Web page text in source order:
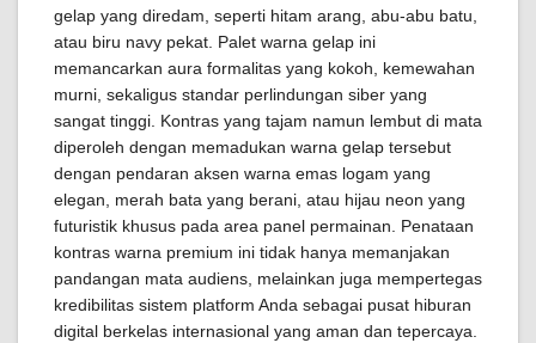
gelap yang diredam, seperti hitam arang, abu-abu batu,
atau biru navy pekat. Palet warna gelap ini
memancarkan aura formalitas yang kokoh, kemewahan
murni, sekaligus standar perlindungan siber yang
sangat tinggi. Kontras yang tajam namun lembut di mata
diperoleh dengan memadukan warna gelap tersebut
dengan pendaran aksen warna emas logam yang
elegan, merah bata yang berani, atau hijau neon yang
futuristik khusus pada area panel permainan. Penataan
kontras warna premium ini tidak hanya memanjakan
pandangan mata audiens, melainkan juga mempertegas
kredibilitas sistem platform Anda sebagai pusat hiburan
digital berkelas internasional yang aman dan tepercaya.